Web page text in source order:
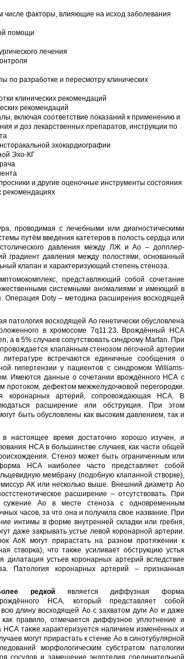
факторы, влияющие на исход заболевания
помощи
лечения
по разработке и пересмотру клинических
клинических рекомендаций
рекомендаций
включая соответствие показаний к применению и
и доз лекарственных препаратов, инструкции по
эхокардиографии
Эхо-КГ
и другие оценочные инструменты состояния
рекомендациях
проводимая с лечебными или диагностическими
путём введения катетеров в полость сердца или
давления между ЛЖ и Ао – допплер-
градиент давления между полостями, основанный
клапан и характеризующий степень стеноза.
представляющий собой сочетание
системными аномалиями и имеющий в
Операция Doty – методика расширения восходящей
патология восходящей Ао генетически обусловлена
в хромосоме 7q11.23. Врождённый НСА
а в 5% случаев сопутствовать синдрому Marfan. При
клапанным стенозом лёгочной артерии
встречаются единичные сообщения о
гипертензии у пациентов с синдромом Williams-
Имеются данные о сочетании врождённого НСА с
дефектом межжелудочковой перегородки.
коронарных артерий, сопровождающая НСА. В
расширение или обструкция. При этом
быть обусловлены как высоким давлением, так и
настоящее время достаточно хорошо изучен, и
НСА в большинстве случаев, как части общей
Стеноз может быть ограниченным или
НСА наиболее часто представляет собой
мембрану (подобную клапанной створке),
АК или несколько выше. Внешний диаметр Ао
расширение – отсутствовать. При
Ао в месте стеноза с одновременным
часов, за что она и получила свое название. При
интимы в форме внутренней складки или гребня,
даже закрывать устье левой коронарной артерии.
АоК могут прирастать на разном протяжении к
створка), что также усиливает обструкцию устья
устьев коронарных артерий вследствие
Патология коронарных артерий – признанная
редкойявляется диффузная форма
НСА, который представляет собой
длину восходящей Ао с захватом дуги Ао и даже
правило, отмечается диффузное уплотнение и
также характеризуется наличием изменённых и
могут прирастать к стенке Ао в синотубулярной
морфологическим субстратом патологии
сосудов и замещение эндотелия соединительной